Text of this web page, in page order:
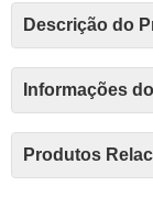
Descrição do
Informações
Produtos